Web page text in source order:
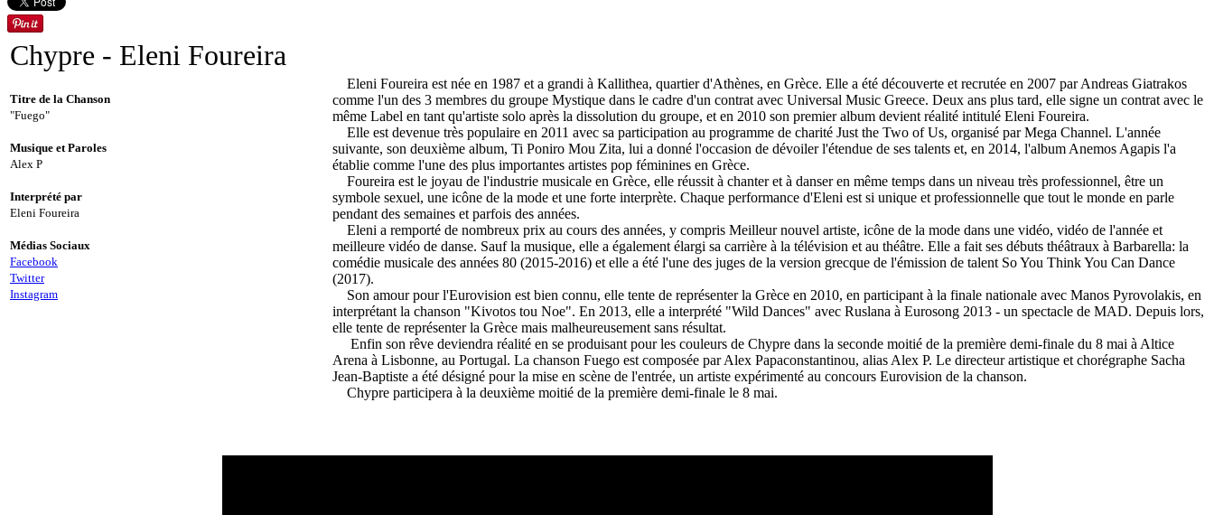
Chypre - Eleni Foureira
Titre de la Chanson
"Fuego"
Musique et Paroles
Alex P
Interprété par
Eleni Foureira
Médias Sociaux
Facebook
Twitter
Instagram
Eleni Foureira est née en 1987 et a grandi à Kallithea, quartier d'Athènes, en Grèce. Elle a été découverte et recrutée en 2007 par Andreas Giatrakos
comme l'un des 3 membres du groupe Mystique dans le cadre d'un contrat avec Universal Music Greece. Deux ans plus tard, elle signe un contrat avec le
même Label en tant qu'artiste solo après la dissolution du groupe, et en 2010 son premier album devient réalité intitulé Eleni Foureira.
Elle est devenue très populaire en 2011 avec sa participation au programme de charité Just the Two of Us, organisé par Mega Channel. L'année
suivante, son deuxième album, Ti Poniro Mou Zita, lui a donné l'occasion de dévoiler l'étendue de ses talents et, en 2014, l'album Anemos Agapis l'a
établie comme l'une des plus importantes artistes pop féminines en Grèce.
Foureira est le joyau de l'industrie musicale en Grèce, elle réussit à chanter et à danser en même temps dans un niveau très professionnel, être un
symbole sexuel, une icône de la mode et une forte interprète. Chaque performance d'Eleni est si unique et professionnelle que tout le monde en parle
pendant des semaines et parfois des années.
Eleni a remporté de nombreux prix au cours des années, y compris Meilleur nouvel artiste, icône de la mode dans une vidéo, vidéo de l'année et
meilleure vidéo de danse. Sauf la musique, elle a également élargi sa carrière à la télévision et au théâtre. Elle a fait ses débuts théâtraux à Barbarella: la
comédie musicale des années 80 (2015-2016) et elle a été l'une des juges de la version grecque de l'émission de talent So You Think You Can Dance
(2017).
Son amour pour l'Eurovision est bien connu, elle tente de représenter la Grèce en 2010, en participant à la finale nationale avec Manos Pyrovolakis, en
interprétant la chanson "Kivotos tou Noe". En 2013, elle a interprété "Wild Dances" avec Ruslana à Eurosong 2013 - un spectacle de MAD. Depuis lors,
elle tente de représenter la Grèce mais malheureusement sans résultat.
Enfin son rêve deviendra réalité en se produisant pour les couleurs de Chypre dans la seconde moitié de la première demi-finale du 8 mai à Altice
Arena à Lisbonne, au Portugal. La chanson Fuego est composée par Alex Papaconstantinou, alias Alex P. Le directeur artistique et chorégraphe Sacha
Jean-Baptiste a été désigné pour la mise en scène de l'entrée, un artiste expérimenté au concours Eurovision de la chanson.
Chypre participera à la deuxième moitié de la première demi-finale le 8 mai.